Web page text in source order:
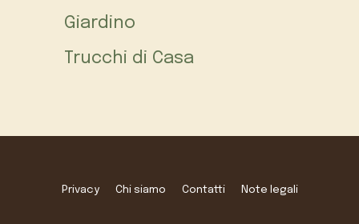
Giardino
Trucchi di Casa
Privacy Chi siamo Contatti Note legali